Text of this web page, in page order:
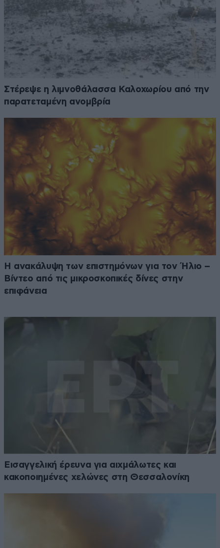
Στέρεψε η λιμνοθάλασσα Καλοχωρίου από την
παρατεταμένη ανομβρία
Η ανακάλυψη των επιστημόνων για τον Ήλιο –
Βίντεο από τις μικροσκοπικές δίνες στην
επιφάνεια
Εισαγγελική έρευνα για αιχμάλωτες και
κακοποιημένες χελώνες στη Θεσσαλονίκη